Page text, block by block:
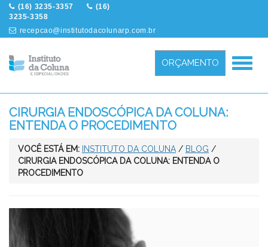
(16) 3235-3357
(16)
3235-3358
recepcao@institutodacolunarp.com.br
Menu
ORÇAMENTO
CIRURGIA ENDOSCÓPICA DA COLUNA:
ENTENDA O PROCEDIMENTO
VOCÊ ESTÁ EM: INSTITUTO DA COLUNA / BLOG /
CIRURGIA ENDOSCÓPICA DA COLUNA: ENTENDA O
PROCEDIMENTO